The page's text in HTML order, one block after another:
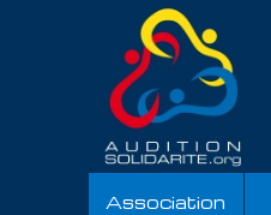
Association